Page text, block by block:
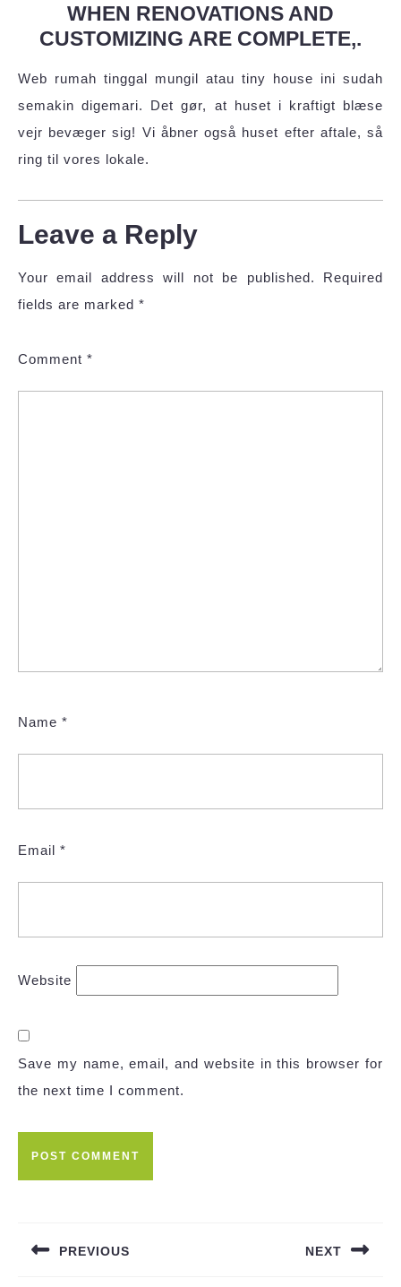
WHEN RENOVATIONS AND
CUSTOMIZING ARE COMPLETE,.
Web rumah tinggal mungil atau tiny house ini sudah
semakin digemari. Det gør, at huset i kraftigt blæse
vejr bevæger sig! Vi åbner også huset efter aftale, så
ring til vores lokale.
Leave a Reply
Your email address will not be published.
Required
fields are marked *
Comment *
Name *
Email *
Website
Save my name, email, and website in this browser for
the next time I comment.
PREVIOUS NEXT